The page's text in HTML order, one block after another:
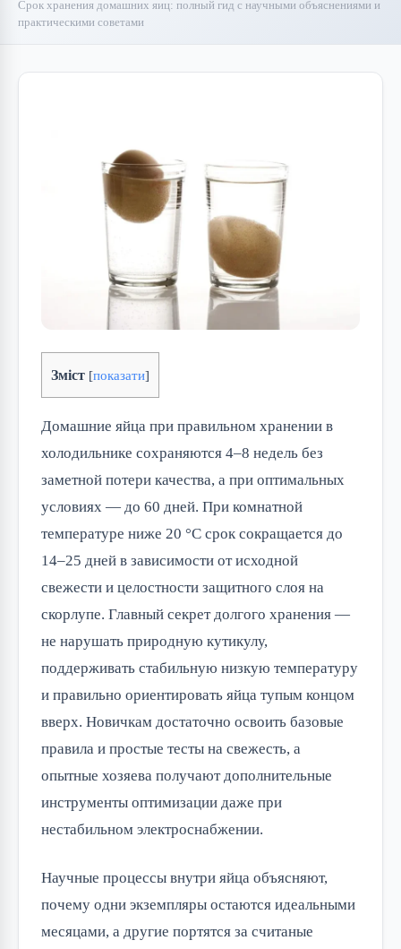
Срок хранения домашних яиц: полный гид с научными объяснениями и
практическими советами
Зміст [показати]
Домашние яйца при правильном хранении в
холодильнике сохраняются 4–8 недель без
заметной потери качества, а при оптимальных
условиях — до 60 дней. При комнатной
температуре ниже 20 °C срок сокращается до
14–25 дней в зависимости от исходной
свежести и целостности защитного слоя на
скорлупе. Главный секрет долгого хранения —
не нарушать природную кутикулу,
поддерживать стабильную низкую температуру
и правильно ориентировать яйца тупым концом
вверх. Новичкам достаточно освоить базовые
правила и простые тесты на свежесть, а
опытные хозяева получают дополнительные
инструменты оптимизации даже при
нестабильном электроснабжении.
Научные процессы внутри яйца объясняют,
почему одни экземпляры остаются идеальными
месяцами, а другие портятся за считаные